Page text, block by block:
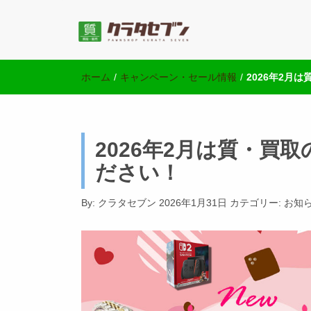
池袋西口にて2店舗営業中のクラタセブン公式ブロ
ホーム / キャンペーン・セール情報 / 2026年2月は
2026年2月は質・買
ださい！
By: クラタセブン 2026年1月31日 カテゴリー: お知